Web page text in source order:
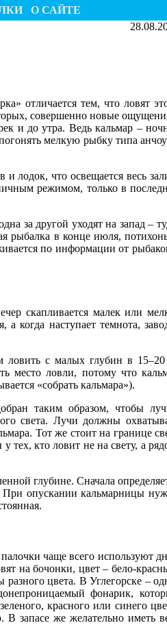
О САЙТЕ
отличается тем, что ловят
совершенно новые
и до утра. Ведь кальмар –
мелкую рыбку типа
лодок, что освещается весь
режимом, только в
за другой уходят на запад –
рыбалка в конце июля,
по информации от
скапливается малек или
когда наступает темнота,
ловить с малых глубин в
место ловли, потому что
«собрать кальмара»).
таким образом, чтобы
света. Лучи должны
Тот же стоит на границе
тех, кто ловит не на свету, а
глубине. Сначала
При опускании кальмарницы
чаще всего используют
на бочонки, цвет – бело-
цвета. В Углегорске –
фонарик,
красного или синего
В запасе же желательно иметь